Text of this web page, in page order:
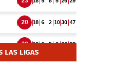
LAS LIGAS